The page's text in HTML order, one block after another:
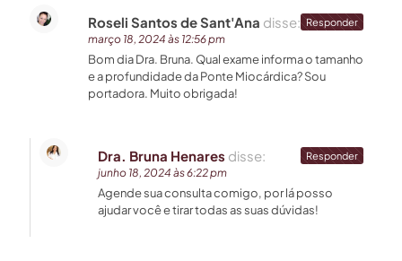
Roseli Santos de Sant'Ana disse:
março 18, 2024 às 12:56 pm
Bom dia Dra. Bruna. Qual exame informa o tamanho
e a profundidade da Ponte Miocárdica? Sou
portadora. Muito obrigada!
Responder
Dra. Bruna Henares disse:
junho 18, 2024 às 6:22 pm
Agende sua consulta comigo, por lá posso
ajudar você e tirar todas as suas dúvidas!
Responder